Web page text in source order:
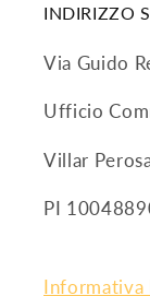
INDIRIZZO
Via Guido
Ufficio
Villar
PI
Informativa